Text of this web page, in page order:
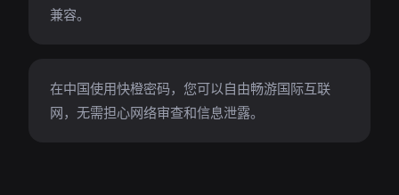
兼容。
在中国使用快橙密码，您可以自由畅游国际互联
网，无需担心网络审查和信息泄露。